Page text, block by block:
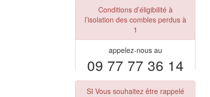
Conditions d’éligibilité à
l’isolation des combles perdus à
1
appelez-nous au
09 77 77 36 14
SI Vous souhaitez être rappelé